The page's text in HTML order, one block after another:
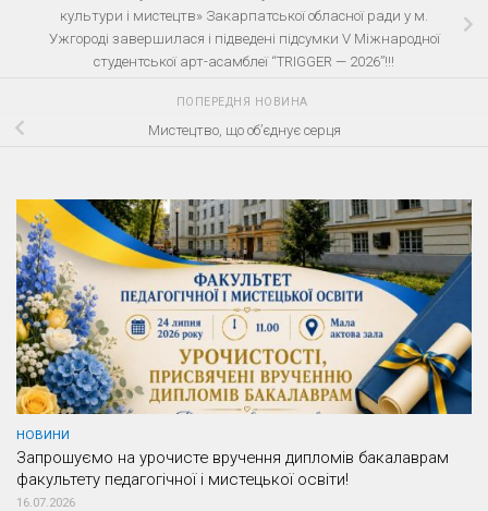
культури і мистецтв» Закарпатської обласної ради у м.
Ужгороді завершилася і підведені підсумки V Міжнародної
студентської арт-асамблеї “TRIGGER — 2026”!!!
ПОПЕРЕДНЯ НОВИНА
Мистецтво, що об’єднує серця
НОВИНИ
Запрошуємо на урочисте вручення дипломів бакалаврам
факультету педагогічної і мистецької освіти!
16.07.2026